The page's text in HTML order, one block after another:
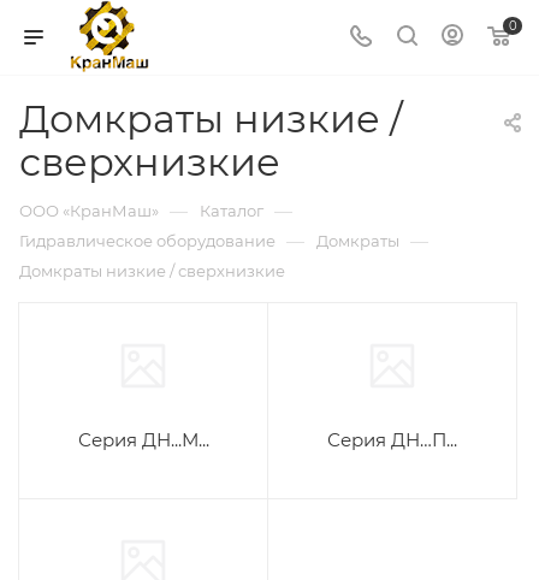
0
Домкраты низкие /
сверхнизкие
ООО «КранМаш» — Каталог —
Гидравлическое оборудование — Домкраты —
Домкраты низкие / сверхнизкие
Серия ДН...М... Серия ДН…П...